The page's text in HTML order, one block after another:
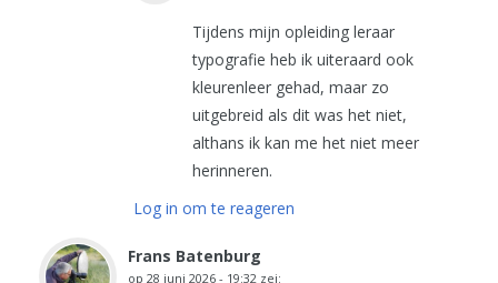
Tijdens mijn opleiding leraar
typografie heb ik uiteraard ook
kleurenleer gehad, maar zo
uitgebreid als dit was het niet,
althans ik kan me het niet meer
herinneren.
Log in om te reageren
Frans Batenburg
op 28 juni 2026 - 19:32 zei: